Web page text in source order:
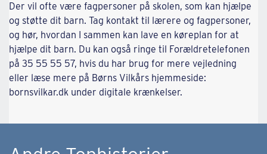
Der vil ofte være fagpersoner på skolen, som kan hjælpe
og støtte dit barn. Tag kontakt til lærere og fagpersoner,
og hør, hvordan I sammen kan lave en køreplan for at
hjælpe dit barn. Du kan også ringe til Forældretelefonen
på 35 55 55 57, hvis du har brug for mere vejledning
eller læse mere på Børns Vilkårs hjemmeside:
bornsvilkar.dk under digitale krænkelser.